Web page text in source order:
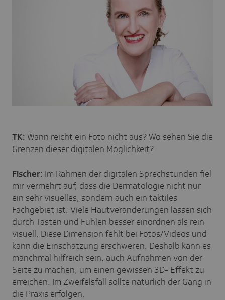
TK: Wann reicht ein Foto nicht aus? Wo sehen Sie die
Grenzen dieser digitalen Möglichkeit?
Fischer: Im Rahmen der digitalen Sprechstunden fiel
mir vermehrt auf, dass die Dermatologie nicht nur
ein sehr visuelles, sondern auch ein taktiles
Fachgebiet ist: Viele Hautveränderungen lassen sich
durch Tasten und Fühlen besser einordnen als rein
visuell. Diese Dimension fehlt bei Fotos/Videos und
kann die Einschätzung erschweren. Deshalb kann es
manchmal hilfreich sein, auch Aufnahmen von der
Seite zu machen, um einen gewissen 3D- Effekt zu
erreichen. Im Zweifelsfall sollte natürlich der Gang in
die Praxis erfolgen.